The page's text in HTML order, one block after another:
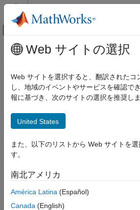
コンテンツへスキップ
オフキャンバス ナビ
ドキュメンテーションのホーム
自動車
メインコンテンツ
Web サイトの選択
Web サイトを選択すると、翻訳されたコ
し、地域のイベントやサービスを確認で
報に基づき、次のサイトの選択を推奨し
United States
また、以下のリストから Web サイトを
す。
南北アメリカ
América Latina (Español)
Canada (English)